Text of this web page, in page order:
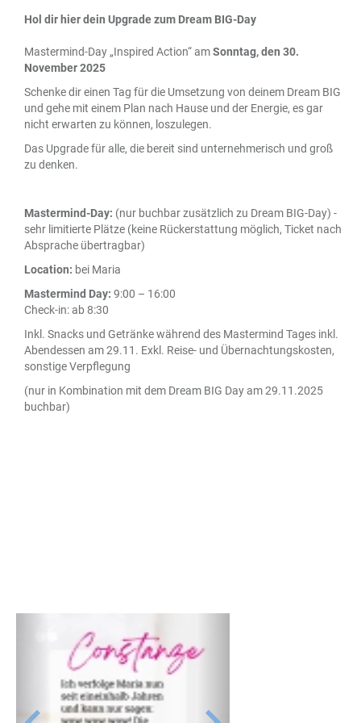
Hol dir hier dein Upgrade zum Dream BIG-Day
Mastermind-Day „Inspired Action“ amSonntag, den 30.
November 2025
Schenke dir einen Tag für die Umsetzung von deinem Dream BIG
und gehe mit einem Plan nach Hause und der Energie, es gar
nicht erwarten zu können, loszulegen.
Das Upgrade für alle, die bereit sind unternehmerisch und groß
zu denken.
Mastermind-Day: (nur buchbar zusätzlich zu Dream BIG-Day) -
sehr limitierte Plätze (keine Rückerstattung möglich, Ticket nach
Absprache übertragbar)
Location: bei Maria
Mastermind Day: 9:00 – 16:00
Check-in: ab 8:30
Inkl. Snacks und Getränke während des Mastermind Tages inkl.
Abendessen am 29.11. Exkl. Reise- und Übernachtungskosten,
sonstige Verpflegung
(nur in Kombination mit dem Dream BIG Day am 29.11.2025
buchbar)
i